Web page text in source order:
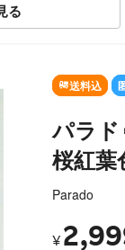
る
送料込
パラ
桜紅葉
Parado
¥